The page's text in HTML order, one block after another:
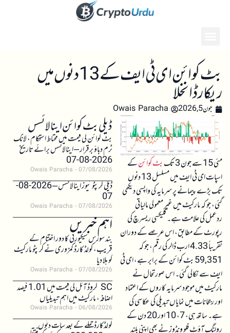
بٹ کوائن ای ٹی ایف کے 13 دنوں میں
ریکارڈ انخلا
جون 5, 2026 Owais Paracha
مئی 15 سے جون 3 تک بٹ کوائنکے
اسپات ای ٹی ایف میں مسلسل 13 دنوں
تک بڑے پیمانے پر سرمایہ کی واپسی دیکھی
گئی، جو کہ مارکیٹ میں غیر معمولی مالیاتی
ردعمل کی علامت ہے۔ گلیکسی ریسرچ کی
رپورٹ کے مطابق، اس عرصے کے دوران
تقریباً 4.33 ارب ڈالر کی رقم، جو کہ
59,351 بٹ کوائن کے برابر ہے، ای ٹی
ایف سے نکالی گئی۔ اس صورتحال نے
مارکیٹ میں موجود سرمایہ کاروں کے اعتماد
اور رجحانات میں نمایاں تبدیلی کی عکاسی کی
ہے۔ ساتھ ہی، 7، 10 اور 20 دن کے
رولنگ آؤٹ فلو ونڈوز نے بھی اپنی بلند
ڈیلی بٹ کوائن اینالائسس
بٹ کوائن کی قیمت میں محتاط استحکام، لانگ
ٹرم دباؤ برقرار – اینالائسس برائے تاریخ
2026-08-07
Owais Paracha 07/08/2026
ڈیلی کرپٹو نیوز اینالائسس – 2026-08-
07
Owais Paracha 07/08/2026
اہم خبریں
بند سورس سیکیورٹی کا دور اختتام کے
قریب، کولڈ کارڈ کمزوری نے کرپٹو مارکیٹ
کو ہلا دیا
Owais Paracha 07/08/2026
SC کروڈ آئل کی قیمت میں 1.01 فیصد
اضافہ، مارکیٹ میں اہم تبدیلیاں
Owais Paracha 06/08/2026
کولڈکارڈ حملے کے بعد سات دنوں